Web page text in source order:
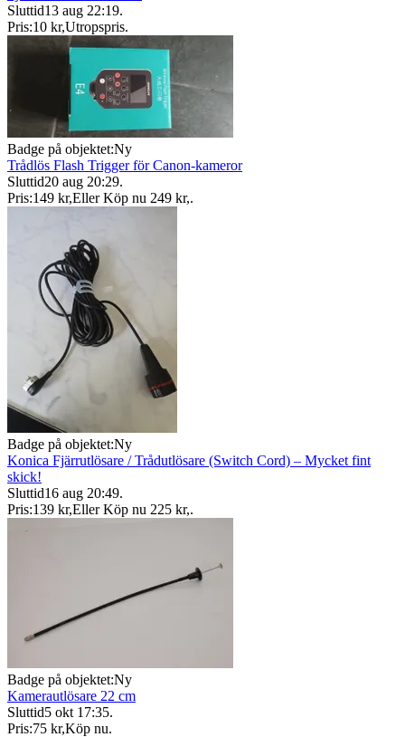
Sluttid13 aug 22:19.
Pris:10 kr,Utropspris.
Badge på objektet:Ny
Trådlös Flash Trigger för Canon-kameror
Sluttid20 aug 20:29.
Pris:149 kr,Eller Köp nu 249 kr,.
Badge på objektet:Ny
Konica Fjärrutlösare / Trådutlösare (Switch Cord) – Mycket fint
skick!
Sluttid16 aug 20:49.
Pris:139 kr,Eller Köp nu 225 kr,.
Badge på objektet:Ny
Kamerautlösare 22 cm
Sluttid5 okt 17:35.
Pris:75 kr,Köp nu.